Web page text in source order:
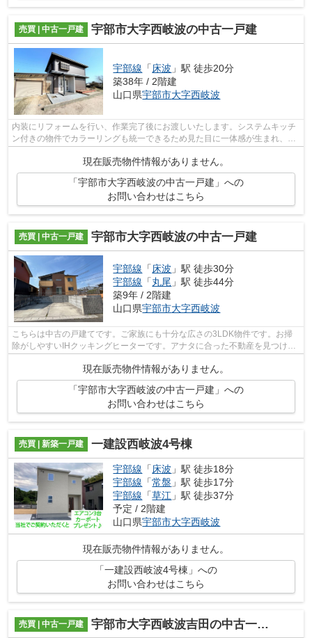
売買 | 中古一戸建 宇部市大字西岐波の中古一戸建
宇部線 「 床波 」駅 徒歩20分
築38年 / 2階建
山口県宇部市大字西岐波
内装にリフォームを行い、作業完了後にお渡しいたします。システムキッチ
ン付きの物件でカラーリングも統一できるため見た目に一体感が生まれ、美
現在販売物件情報がありません。
「宇部市大字西岐波の中古一戸建」への
お問い合わせはこちら
売買 | 中古一戸建 宇部市大字西岐波の中古一戸建
宇部線 「 床波 」駅 徒歩30分
宇部線 「丸尾 」駅 徒歩44分
築9年 / 2階建
山口県宇部市大字西岐波
こちらは中古の戸建てです。ご家族にも十分な広さの3LDK物件です。お掃
除がしやすいIHクッキングヒーターです。アナタに合った不動産を見つけ
現在販売物件情報がありません。
「宇部市大字西岐波の中古一戸建」への
お問い合わせはこちら
売買 | 新築一戸建 一建設西岐波4号棟
宇部線 「床波 」駅 徒歩18分
宇部線 「常盤 」駅 徒歩17分
宇部線 「草江 」駅 徒歩37分
予定 / 2階建
山口県宇部市大字西岐波
現在販売物件情報がありません。
「一建設西岐波4号棟」への
お問い合わせはこちら
売買 | 中古一戸建 宇部市大字西岐波吉田の中古一戸建